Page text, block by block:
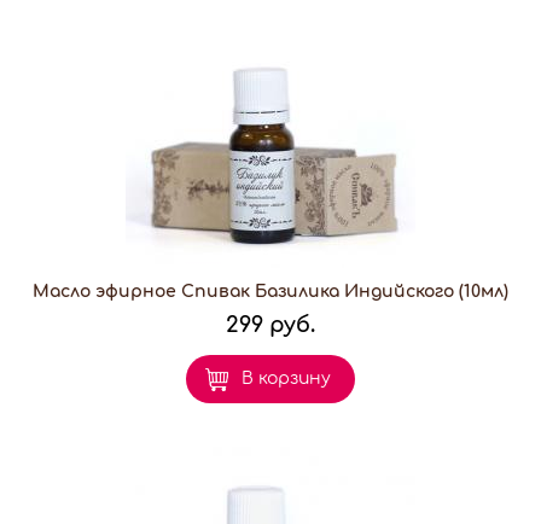
Масло эфирное Спивак Базилика Индийского (10мл)
299 руб.
В корзину